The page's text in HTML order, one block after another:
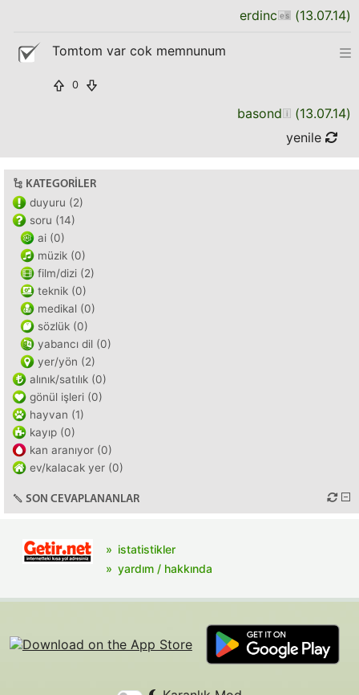
erdinc (13.07.14)
Tomtom var cok memnunum
0
basond (13.07.14)
yenile
KATEGORILER
duyuru (2)
soru (14)
ai (0)
müzik (0)
film/dizi (2)
teknik (0)
medikal (0)
sözlük (0)
yabancı dil (0)
yer/yön (2)
alınık/satılık (0)
gönül işleri (0)
hayvan (1)
kayıp (0)
kan aranıyor (0)
ev/kalacak yer (0)
SON CEVAPLANANLAR
istatistikler
yardım / hakkında